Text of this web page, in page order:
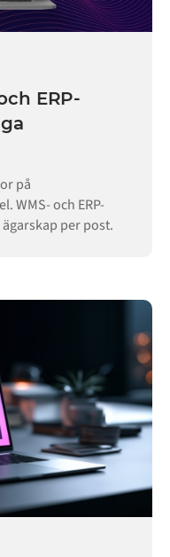
ERP-
på
WMS- och ERP-
per post.